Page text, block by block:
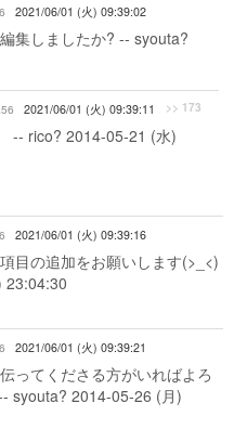
2021/06/01 (火) 09:39:02
集しましたか? -- syouta?
2021/06/01 (火) 09:39:11 >> 173
-- rico? 2014-05-21 (水)
2021/06/01 (火) 09:39:16
目の追加をお願いします(>_<)
23:04:30
2021/06/01 (火) 09:39:21
ってくださる方がいればよろ
syouta? 2014-05-26 (月)